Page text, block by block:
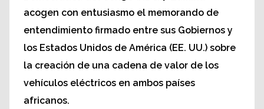
acogen con entusiasmo el memorando de
entendimiento firmado entre sus Gobiernos y
los Estados Unidos de América (EE. UU.) sobre
la creación de una cadena de valor de los
vehículos eléctricos en ambos países
africanos.